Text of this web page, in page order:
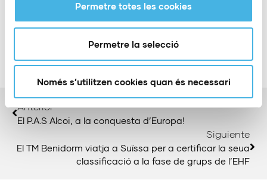
Permetre totes les cookies
Permetre la selecció
Només s’utilitzen cookies quan és necessari
Anterior
El P.A.S Alcoi, a la conquesta d’Europa!
Siguiente
El TM Benidorm viatja a Suïssa per a certificar la seua
classificació a la fase de grups de l’EHF